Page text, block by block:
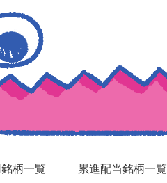
柄一覧 累進配当銘柄一覧